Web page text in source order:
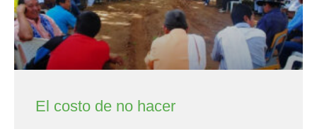
El costo de no hacer